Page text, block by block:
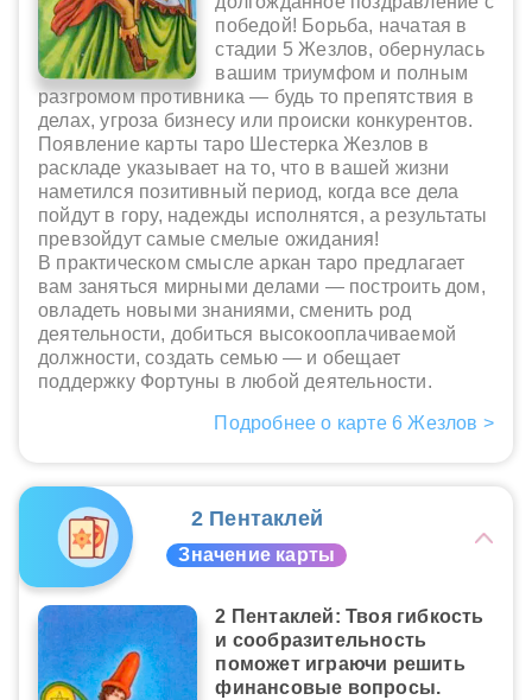
победой! Борьба, начатая в
стадии 5 Жезлов, обернулась
вашим триумфом и полным
разгромом противника — будь то препятствия в
делах, угроза бизнесу или происки конкурентов.
Появление карты таро Шестерка Жезлов в
раскладе указывает на то, что в вашей жизни
наметился позитивный период, когда все дела
пойдут в гору, надежды исполнятся, а результаты
превзойдут самые смелые ожидания!
В практическом смысле аркан таро предлагает
вам заняться мирными делами — построить дом,
овладеть новыми знаниями, сменить род
деятельности, добиться высокооплачиваемой
должности, создать семью — и обещает
поддержку Фортуны в любой деятельности.
Подробнее о карте 6 Жезлов >
2 Пентаклей
Значение карты
2 Пентаклей: Твоя гибкость
и сообразительность
поможет играючи решить
финансовые вопросы.